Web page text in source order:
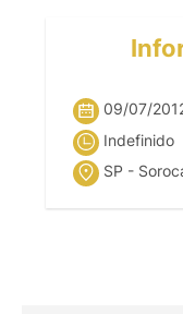
09/07/
Indefinido
SP -